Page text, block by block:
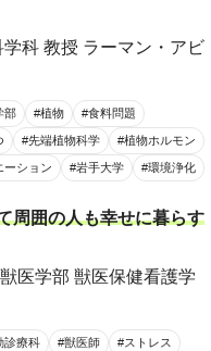
科 教授 ラーマン・アビ
部 #植物 #食料問題
#先端植物科学 #植物ホルモン
ーション #岩手大学 #環境浄化
周囲の人も幸せに暮らす
医学部 獣医保健看護学
診療科 #獣医師 #ストレス